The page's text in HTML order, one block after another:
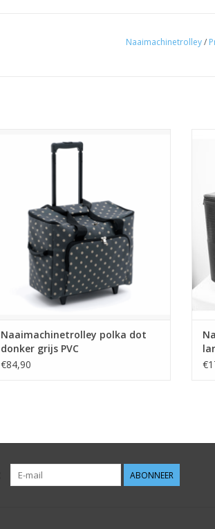
Naaimachinetrolley/
PVC
Naaimachinetrolley polka dot
donker grijs PVC
€84,90
ABONNEER